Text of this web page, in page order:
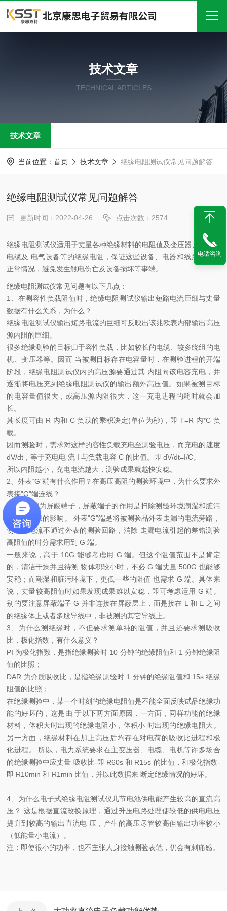
关于我们
产品中心
在线留言
技术文章
TECHNICAL ARTICLES
技术文章
当前位置： 首页 技术文章 绝缘电阻测试仪常见问题解答
绝缘电阻测试仪常见问题解答
更新时间：2022-04-26 点击次数：2574
绝缘电阻测试仪适用于丈量各种绝缘材料的电阻值及变压器、电机、
电缆及 电气设备等的绝缘电阻，保证这些设备、电器和线路作业在
正常情况，避免发生触电伤亡及设备损坏等事端。
绝缘电阻测试仪常见问题有以下几点：
1、在测容性负载阻值时，绝缘电阻测试仪输出短路电流巨细与丈量
数据有什么关系，为什么？
绝缘电阻测试仪输出短路电流的巨细可反映出该兆欧表内部输出高压
源内阻的巨细。
很多绝缘测验的目标归于容性负载，比如较长的电缆、较多绕组的电
机、变压器等。因而 当被测目标存在电容量时，在测验进程的开端
阶段，绝缘电阻测试仪内的高压源要通过其 内阻向该电容充电，并
逐渐将电压充到绝缘电阻测试仪的输出额外高压值。如果被测目标
的电容量值很大，或高压源内阻很大，这一充电进程的耗时就会加
长。
其长度可由 R 内和 C 负载的乘积决定(单位为秒)，即 T=R 内*C 负
载。
因而测验时，需求对这样的容性负载充电至测验电压，而充电的速度
dV/dt，等于充电电 流 I 与负载电容 C 的比值。即 dV/dt=I/C。
所以内阻越小，充电电流越大，测验成果就越快安稳。
2、外表“G"端有什么作用？在高压高阻的测验环境中，为什么要求外
表接"G"端连线？
外表“G"端为屏蔽端子，屏蔽端子的作用是扫除测验环境潮湿和脏污
对丈量成果的影响。 外表"G"端是将被测验品外表走漏的电流旁路，
使走漏电流不通过外表的测验回路，消除 走漏电流引起的差错测验
高阻值的时分需求用到 G 端。
一般来说，高于 10G 能够考虑用 G 端。但这个阻值范围不是肯定
的，清洁干燥并且待测 物体积较小时，不必 G 端丈量 500G 也能够
安稳；而潮湿和脏污环境下，更低一些的阻值 也需求 G 端。具体来
说，丈量较高阻值时如果发现成果难以安稳，即可考虑运用 G 端。
别的要注意屏蔽端子 G 并非连接在屏蔽层上，而是接在 L 和 E 之间
的绝缘体上或者多股导线中，非被测的其它导线上。
3、为什么测绝缘时，不但要求测单纯的阻值，并且还要求测吸收
比，极化指数，有什么意义？
PI 为极化指数，是指绝缘测验时 10 分钟的绝缘阻值和 1 分钟绝缘阻
值的比照；
DAR 为介质吸收比，是指绝缘测验时 1 分钟的绝缘阻值和 15s 绝缘
阻值的比照；
在绝缘测验中，某一个时刻的绝缘电阻值是不能全面反映试品绝缘功
能的好坏的，这是由 于以下两方面原因，一方面，同样功能的绝缘
材料，体积大时出现的绝缘电阻小，体积小 时出现的绝缘电阻大。
另一方面，绝缘材料在加上高压后均存在对电荷的吸收比进程和极
化进程。 所以，电力系统要求在主变压器、电缆、电机等许多场合
的绝缘测验中应丈量 吸收比-即 R60s 和 R15s 的比值，和极化指数-
即 R10min 和 R1min 比值，并以此数据来 断定绝缘情况的好坏。
4、为什么电子式绝缘电阻测试仪几节电池供电能产生较高的直流高
压？ 这是根据直流改换原理，通过升压电路处理使较低的供电电压
提升到较高的输出直流电 压，产生的高压尽管较高但输出功率较小
（低能量小电流）。
注：即使很小的功率，也不主张人身接触测验表笔，仍会有刺痛感。
电话咨询